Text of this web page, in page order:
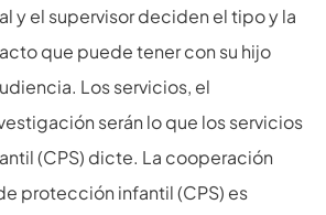
y el supervisor deciden el tipo y la
que puede tener con su hijo
Los servicios, el
serán lo que los servicios
(CPS) dicte. La cooperación
protección infantil (CPS) es